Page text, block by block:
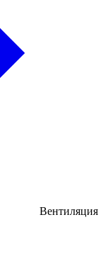
Вентиляция